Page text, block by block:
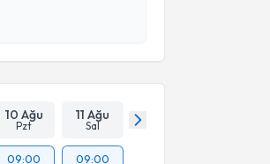
Gönder
10 Ağu
Pzt
11 Ağu
Sal
09:00
09:00